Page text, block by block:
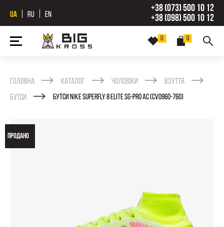
UA RU EN
+38 (073) 500 10 12
+38 (098) 500 10 12
0
0
Головна Каталог Чоловіки
Взуття
Бутси
БУТСИ NIKE SUPERFLY 8 ELITE SG-PRO AC (CV0960-760)
ПРОДАНО